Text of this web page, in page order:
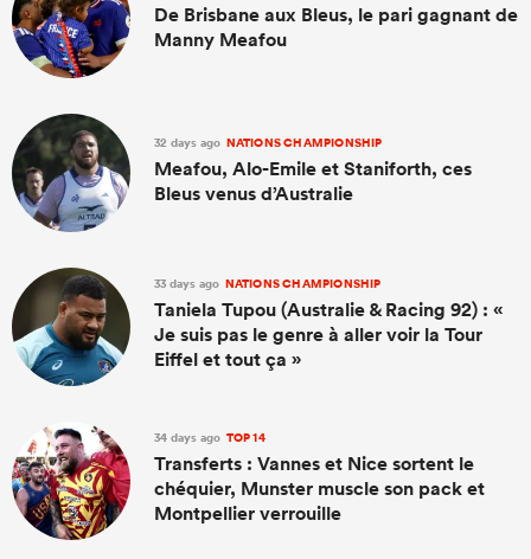
De Brisbane aux Bleus, le pari gagnant de
Manny Meafou
32 days ago NATIONS CHAMPIONSHIP
Meafou, Alo-Emile et Staniforth, ces
Bleus venus d’Australie
33 days ago NATIONS CHAMPIONSHIP
Taniela Tupou (Australie & Racing 92) : «
Je suis pas le genre à aller voir la Tour
Eiffel et tout ça »
34 days ago TOP 14
Transferts : Vannes et Nice sortent le
chéquier, Munster muscle son pack et
Montpellier verrouille